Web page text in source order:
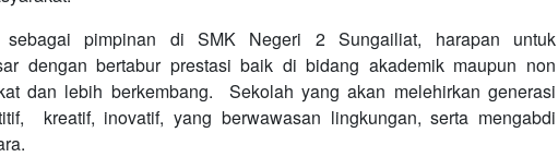
sebagai pimpinan di SMK Negeri 2 Sungailiat, harapan untuk
dengan bertabur prestasi baik di bidang akademik maupun non
dan lebih berkembang. Sekolah yang akan melehirkan generasi
kreatif, inovatif, yang berwawasan lingkungan, serta mengabdi